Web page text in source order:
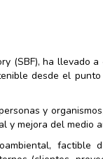
(SBF), ha llevado
desde el
y
y mejora del medio
factible